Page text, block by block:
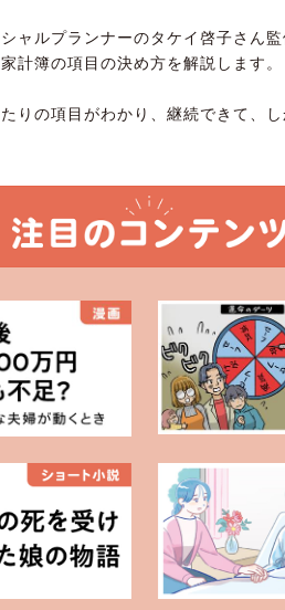
ャルプランナーのタケイ啓子さん
計簿の項目の決め方を解説します。
りの項目がわかり、継続できて、